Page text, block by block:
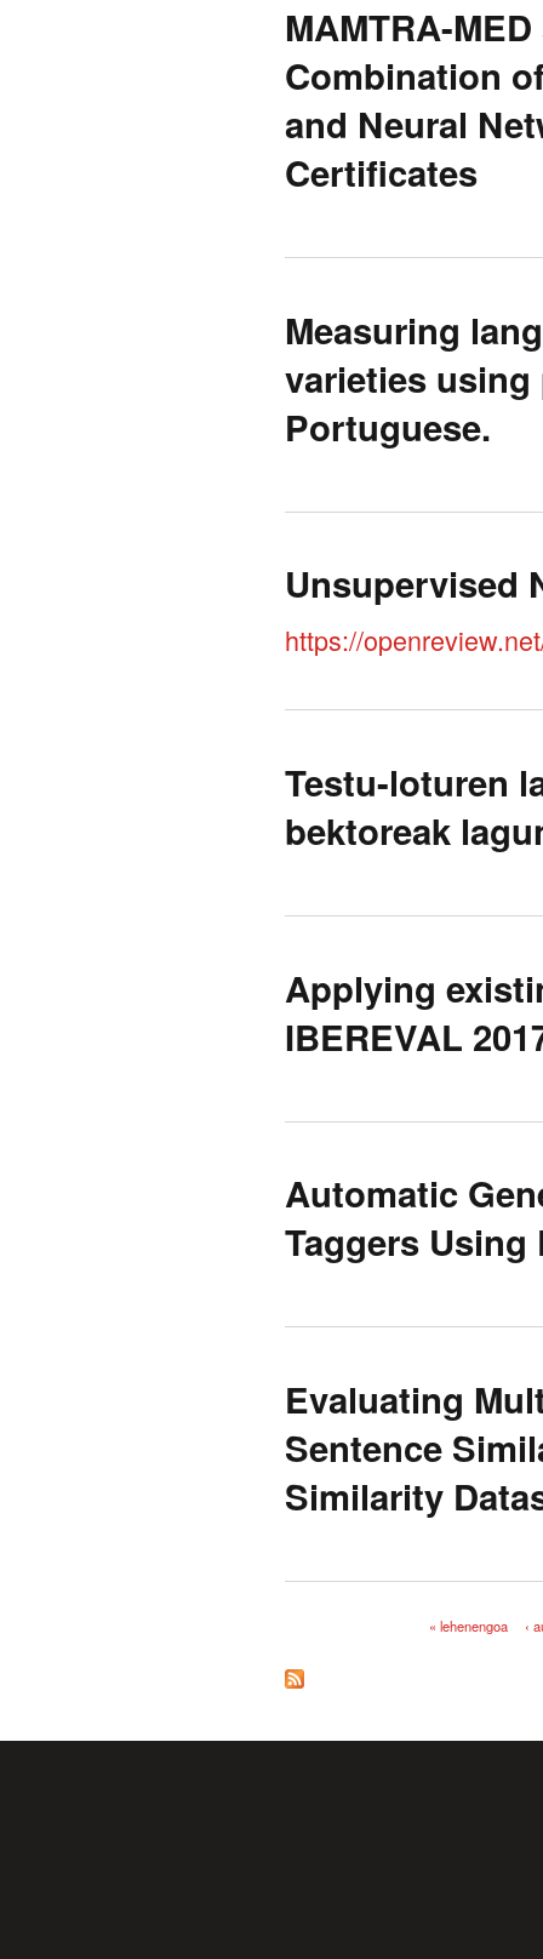
MAMTRA-
Combination
and Neural
Certificates
Measuring
varieties
Portuguese.
Unsupervised
https://
Testu-loturen
bektoreak
Applying
IBEREVAL
Automatic
Taggers Using
Evaluating
Sentence
Similarity
« lehenengoa ‹